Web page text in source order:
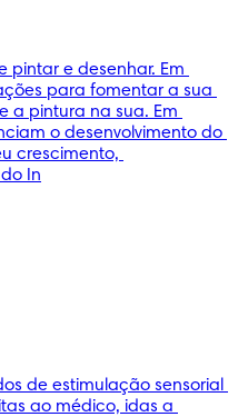
pintar e desenhar. Em
para fomentar a sua
a pintura na sua. Em
o desenvolvimento do
crescimento,
In
de estimulação sensorial
ao médico, idas a